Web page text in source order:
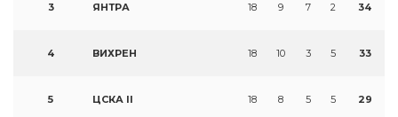
3 ЯНТРА 18 9 7 2 34
4 ВИХРЕН 18 10 3 5 33
5 ЦСКА II 18 8 5 5 29